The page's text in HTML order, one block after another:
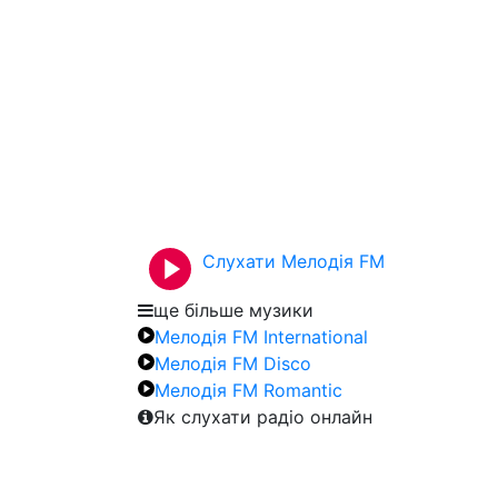
Слухати Мелодія FM
ще більше музики
Мелодія FM International
Мелодія FM Disco
Мелодія FM Romantic
Як слухати радіо онлайн